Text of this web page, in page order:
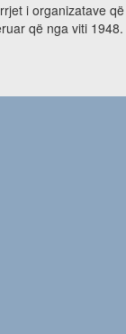
i organizatave
që nga viti 1948.